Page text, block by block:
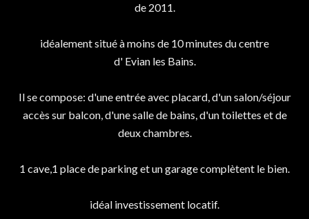
de 2011.
idéalement situé à moins de 10 minutes du centre
d' Evian les Bains.
Il se compose: d'une entrée avec placard, d'un salon/séjour
accès sur balcon, d'une salle de bains, d'un toilettes et de
deux chambres.
1 cave,1 place de parking et un garage complètent le bien.
idéal investissement locatif.